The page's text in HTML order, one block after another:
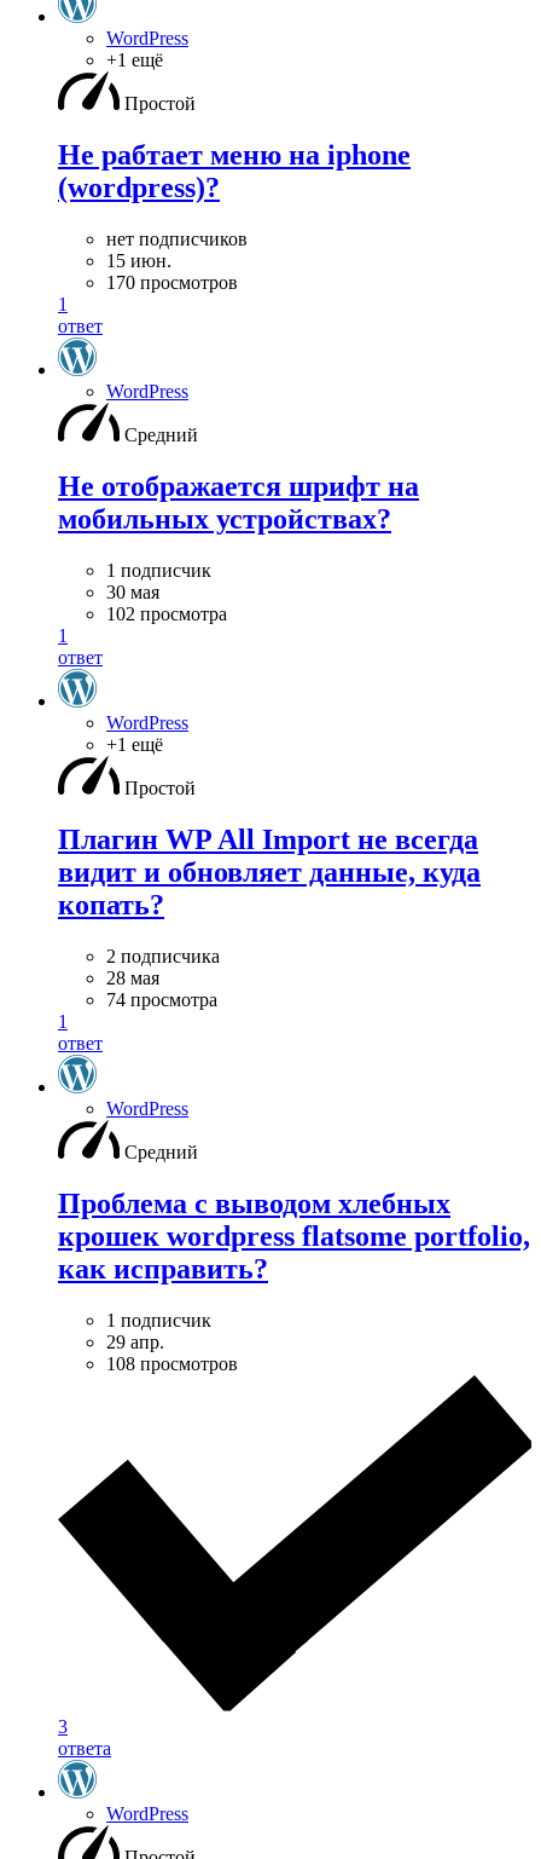
WordPress
+1 ещё
Простой
Не рабтает меню на iphone
(wordpress)?
нет подписчиков
15 июн.
170 просмотров
1
ответ
WordPress
Средний
Не отображается шрифт на
мобильных устройствах?
1 подписчик
30 мая
102 просмотра
1
ответ
WordPress
+1 ещё
Простой
Плагин WP All Import не всегда
видит и обновляет данные, куда
копать?
2 подписчика
28 мая
74 просмотра
1
ответ
WordPress
Средний
Проблема с выводом хлебных
крошек wordpress flatsome portfolio,
как исправить?
1 подписчик
29 апр.
108 просмотров
3
ответа
WordPress